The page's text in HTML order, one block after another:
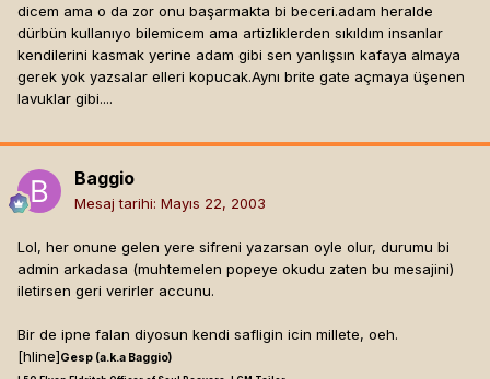
dicem ama o da zor onu başarmakta bi beceri.adam heralde
dürbün kullanıyo bilemicem ama artizliklerden sıkıldım insanlar
kendilerini kasmak yerine adam gibi sen yanlışsın kafaya almaya
gerek yok yazsalar elleri kopucak.Aynı brite gate açmaya üşenen
lavuklar gibi....
Baggio
Mesaj tarihi: Mayıs 22, 2003
Lol, her onune gelen yere sifreni yazarsan oyle olur, durumu bi
admin arkadasa (muhtemelen popeye okudu zaten bu mesajini)
iletirsen geri verirler accunu.
Bir de ipne falan diyosun kendi safligin icin millete, oeh.
[hline]Gesp (a.k.a Baggio)